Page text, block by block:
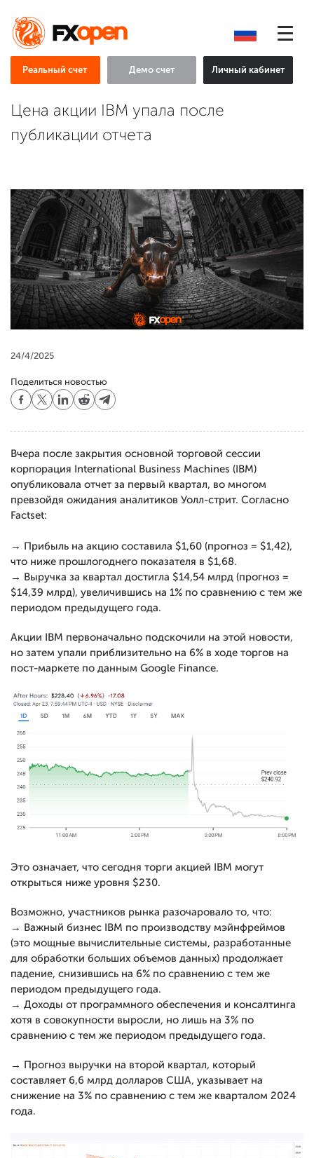
Реальный счет Демо счет Личный кабинет
Цена акции IBM упала после
публикации отчета
24/4/2025
Поделиться новостью
Вчера после закрытия основной торговой сессии
корпорация International Business Machines (IBM)
опубликовала отчет за первый квартал, во многом
превзойдя ожидания аналитиков Уолл-стрит. Согласно
Factset:
→ Прибыль на акцию составила $1,60 (прогноз = $1,42),
что ниже прошлогоднего показателя в $1,68.
→ Выручка за квартал достигла $14,54 млрд (прогноз =
$14,39 млрд), увеличившись на 1% по сравнению с тем же
периодом предыдущего года.
Акции IBM первоначально подскочили на этой новости,
но затем упали приблизительно на 6% в ходе торгов на
пост-маркете по данным Google Finance.
Это означает, что сегодня торги акцией IBM могут
открыться ниже уровня $230.
Возможно, участников рынка разочаровало то, что:
→ Важный бизнес IBM по производству мэйнфреймов
(это мощные вычислительные системы, разработанные
для обработки больших объемов данных) продолжает
падение, снизившись на 6% по сравнению с тем же
периодом предыдущего года.
→ Доходы от программного обеспечения и консалтинга
хотя в совокупности выросли, но лишь на 3% по
сравнению с тем же периодом предыдущего года.
→ Прогноз выручки на второй квартал, который
составляет 6,6 млрд долларов США, указывает на
снижение на 3% по сравнению с тем же кварталом 2024
года.